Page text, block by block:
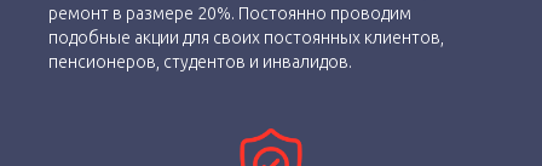
ремонт в размере 20%. Постоянно проводим
подобные акции для своих постоянных клиентов,
пенсионеров, студентов и инвалидов.